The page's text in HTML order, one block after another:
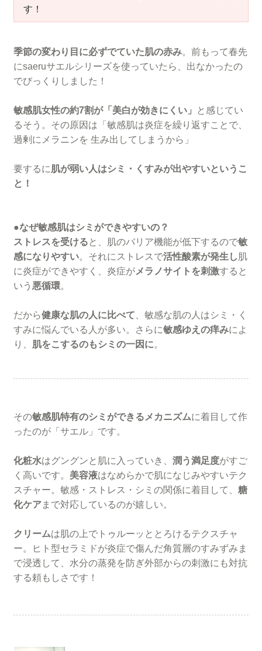
す！
季節の変わり目に必ずでていた肌の赤み。前もって春先
にsaeruサエルシリーズを使っていたら、出なかったの
でびっくりしました！
敏感肌女性の約7割が「美白が効きにくい」
と感じてい
るそう。その原因は「敏感肌は炎症を繰り返すことで、
過剰にメラニンを 生み出してしまうから」
要するに肌が弱い人はシミ・くすみが出やすいというこ
と！
●なぜ敏感肌はシミができやすいの？
ストレスを受ける と、肌のバリア機能が低下するので敏
感になりやすい。それにストレスで活性酸素が発生し肌
に炎症ができやすく、炎症がメラノサイトを刺激すると
いう 悪循環。
だから健康な肌の人に比べて、敏感な肌の人はシミ・く
すみに悩んでいる人が多い。さらに敏感ゆえの痒みによ
り、 肌をこするのもシミの一因に。
その敏感肌特有のシミができるメカニズムに着目して作
ったのが「サエル」です。
化粧水はグングンと肌に入っていき、 潤う満足度がすご
く高いです。 美容液はなめらかで肌になじみやすいテク
スチャー。敏感・ストレス・シミの関係に着目して、 糖
化ケアまで対応しているのが嬉しい。
クリームは肌の上でトゥルーッととろけるテクスチャ
ー。ヒト型セラミドが炎症で傷んだ角質層のすみずみま
で浸透して、水分の蒸発を防ぎ外部からの刺激にも対抗
する頼もしさです！